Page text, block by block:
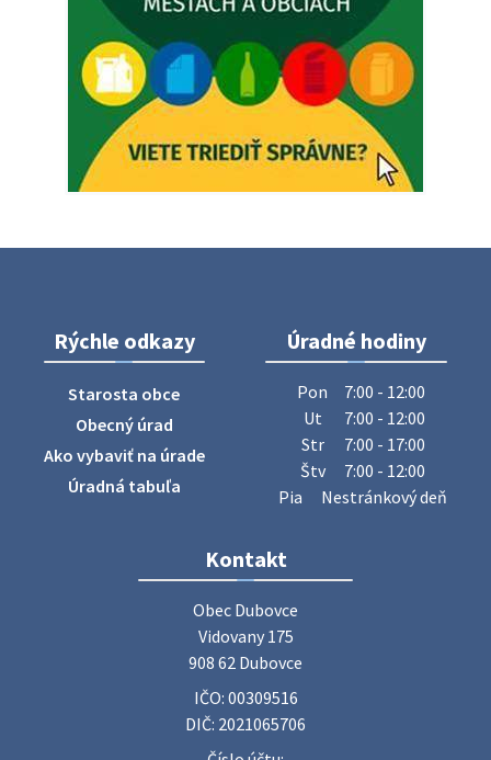
4. augusta 2026 15:30
Dnešný zvoz odpadu
Vážený občan, dnes 5. 8. sa zváža komunálny odpad.
5. augusta 2026 05:00
ZBER ŽELEZA
Obecný úrad oznamuje občanom, že v stredu 29. júla 2026
sa v našej obci uskutoční zber železa. Pracovníci Obecného
úradu budú od 8.00 hod. prechádzať obcou a zbierať
železný odpad …
27. júla 2026 06:31
Zájazd do Veľkého Medera
Základná organizácia Únie žien Slovenska Dubovce
srdečne pozýva svoje členky, ich rodinných príslušníkov aj
priateľov na jednodňový zájazd na termálne kúpalisko
Poradne komplexnej pomoci
Rýchle odkazy
Starosta obce
Obecný úrad
Ako vybaviť na úrade
Úradná tabuľa
Úradné hodiny
Pon
7:00 - 12:00
Ut
7:00 - 12:00
Str
7:00 - 17:00
Štv
7:00 - 12:00
Pia
Nestránkový deň
Kontakt
Obec Dubovce
Vidovany 175
908 62 Dubovce
IČO: 00309516
DIČ: 2021065706